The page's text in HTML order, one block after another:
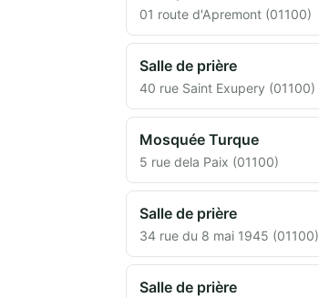
01 route d'Apremont (01100)
Salle de prière
40 rue Saint Exupery (01100)
Mosquée Turque
5 rue dela Paix (01100)
Salle de prière
34 rue du 8 mai 1945 (01100)
Salle de prière